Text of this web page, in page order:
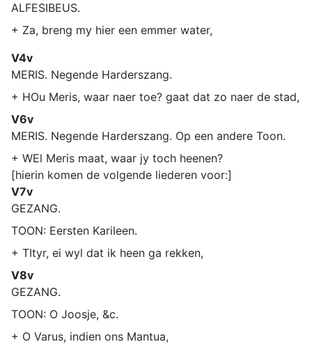
ALFESIBEUS.
+ Za, breng my hier een emmer water,
V4v
MERIS. Negende Harderszang.
+ HOu Meris, waar naer toe? gaat dat zo naer de stad,
V6v
MERIS. Negende Harderszang. Op een andere Toon.
+ WEl Meris maat, waar jy toch heenen?
[hierin komen de volgende liederen voor:]
V7v
GEZANG.
TOON: Eersten Karileen.
+ TItyr, ei wyl dat ik heen ga rekken,
V8v
GEZANG.
TOON: O Joosje, &c.
+ O Varus, indien ons Mantua,